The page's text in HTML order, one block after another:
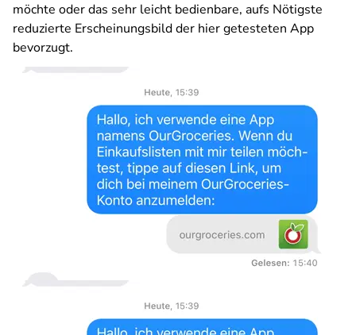
möchte oder das sehr leicht bedienbare, aufs Nötigste
reduzierte Erscheinungsbild der hier getesteten App
bevorzugt.